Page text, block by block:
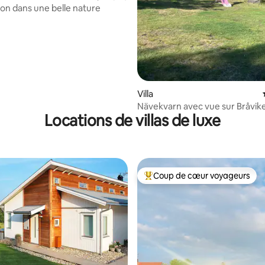
dans une belle nature
Villa
Nävekvarn avec vue sur
Locations de villas de luxe
Coups de cœur voyageurs les
Coup de cœur voyageurs